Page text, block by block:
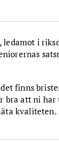
i
finns
bra att ni
kvaliteten.